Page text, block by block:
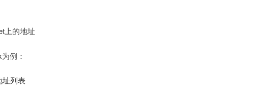
上的地址
例：
址列表